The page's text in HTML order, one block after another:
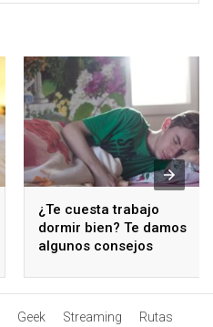
¿Te cuesta trabajo
dormir bien? Te damos
algunos consejos
Geek Streaming Rutas